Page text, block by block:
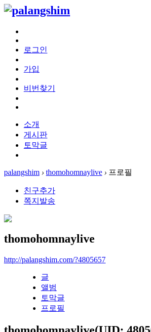
로그인
가입
비번찾기
소개
게시판
토막글
palangshim › thomohomnaylive › 프로필
친구추가
쪽지발송
thomohomnaylive
http://palangshim.com/?4805657
글
앨범
토막글
프로필